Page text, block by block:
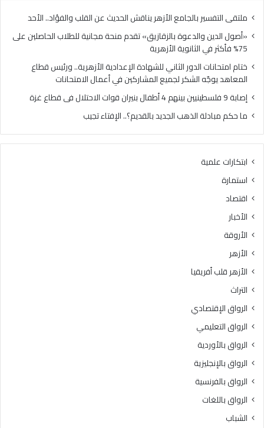
الثانوية
الأزهرية
ملتقى التفسير بالجامع الأزهر يناقش الحديث عن القلب والفؤاد.. الأحد
«أصول الدين والدعوة بالزقازيق» تقدم منحة مجانية للطلاب الحاصلين على
75% فأكثر في الثانوية الأزهرية
ختام امتحانات الدور الثاني للشهادة الإعدادية الأزهرية.. ورئيس قطاع
المعاهد يوجّه الشكر لجميع المشاركين في أعمال الامتحانات
إصابة 9 فلسطينيين بينهم 4 أطفال بنيران قوات الاحتلال فى قطاع غزة
ما حكم مبادلة الذهب الجديد بالقديم؟.. الإفتاء تجيب
ابتكارات علمية
استمارة
اقتصاد
الأخبار
الأروقة
الأزهر
الأزهر قلب أفريقيا
التراث
الرواق الإقتصادي
الرواق التعليمي
الرواق بالأوردية
الرواق بالإنجليزية
الرواق بالفرنسية
الرواق باللغات
الشباب